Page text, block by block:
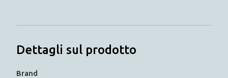
Dettagli sul prodotto
Brand